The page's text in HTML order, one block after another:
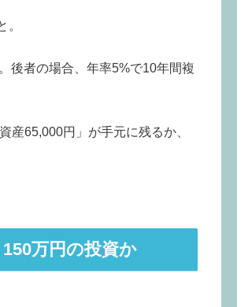
後者の場合、年率5%で10年間複
産65,000円」が手元に残るか、
万円の投資か